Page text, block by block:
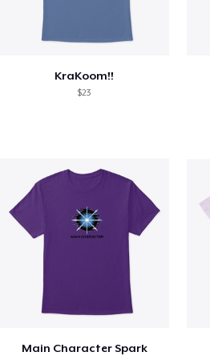
KraKoom!!
$23
Main Character Spark